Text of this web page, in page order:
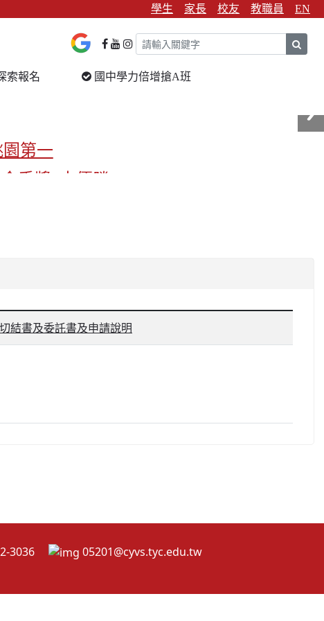
學生 家長 校友 教職員 EN
索報名 國中學力倍增搶A班
第一
手獎3支優勝
結書及委託書及申請說明
3036 05201@cyvs.tyc.edu.tw